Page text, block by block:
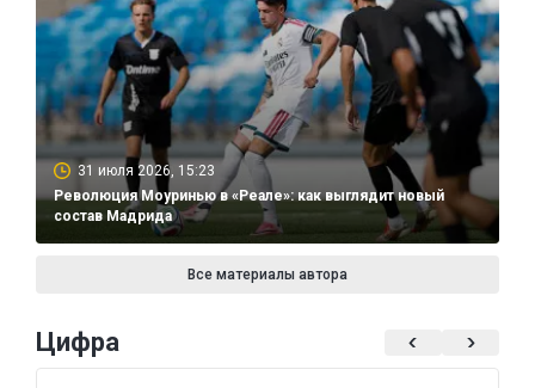
31 июля 2026, 15:23
Революция Моуринью в «Реале»: как выглядит новый
состав Мадрида
Все материалы автора
Цифра